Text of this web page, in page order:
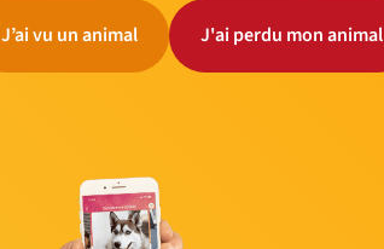
J’ai vu un animal J'ai perdu mon animal